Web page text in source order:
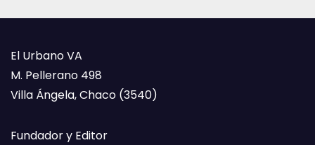
El Urbano VA
M. Pellerano 498
Villa Ángela, Chaco (3540)
Fundador y Editor